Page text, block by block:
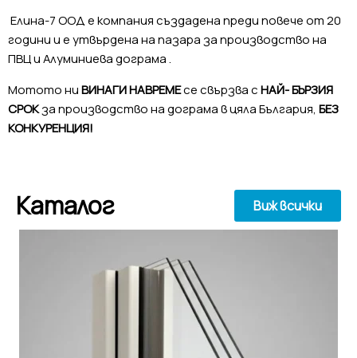
Елина-7 ООД е компания създадена преди повече от 20
години и е утвърдена на пазара за производство на
ПВЦ и Алуминиева дограма .
Мотото ниВИНАГИ НАВРЕМЕсе свързва сНАЙ- БЪРЗИЯ
СРОКза производство на дограма в цяла България, БЕЗ
КОНКУРЕНЦИЯ!
Каталог Виж всички